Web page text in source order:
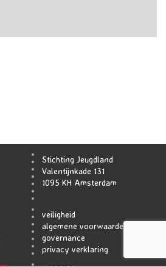
Stichting Jeugdland
Valentijnkade 131
1095 KH Amsterdam
veiligheid
algemene voorwaarden
governance
privacy verklaring